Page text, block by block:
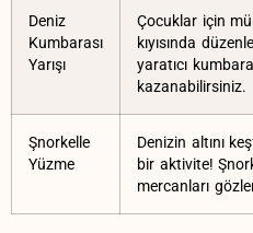
Deniz
Kumbarası
Yarışı
Çocuklar için
kıyısında
‌yaratıcı
kazanabilirsiniz.
Şnorkelle
Yüzme
Denizin altını
bir aktivite!
mercanları